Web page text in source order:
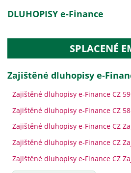
DLUHOPISY e-Finance
SPLACENÉ
Zajištěné dluhopisy
Zajištěné dluhopisy e-Finance CZ 59
Zajištěné dluhopisy e-Finance CZ 58
Zajištěné dluhopisy e-Finance CZ
Zajištěné dluhopisy e-Finance CZ
Zajištěné dluhopisy e-Finance CZ